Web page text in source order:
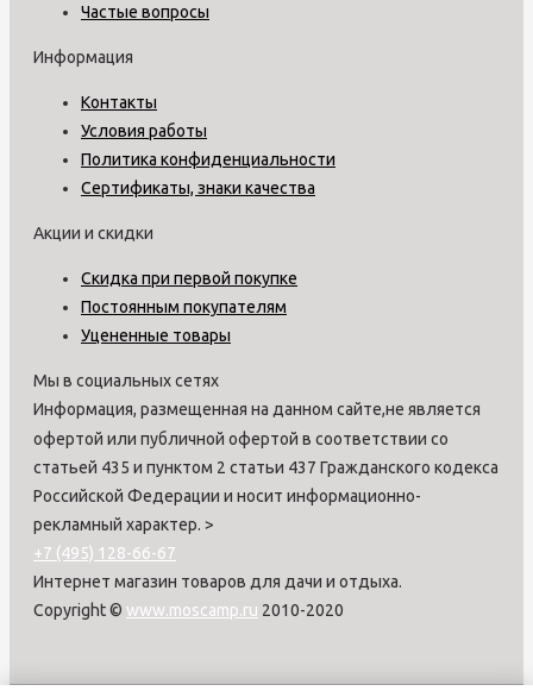
Частые вопросы
Информация
Контакты
Условия работы
Политика конфиденциальности
Сертификаты, знаки качества
Акции и скидки
Скидка при первой покупке
Постоянным покупателям
Уцененные товары
Мы в социальных сетях
Информация, размещенная на данном сайте,не является
офертой или публичной офертой в соответствии со
статьей 435 и пунктом 2 статьи 437 Гражданского кодекса
Российской Федерации и носит информационно-
рекламный характер. >
+7 (495) 128-66-67
Интернет магазин товаров для дачи и отдыха.
Copyright © www.moscamp.ru 2010-2020